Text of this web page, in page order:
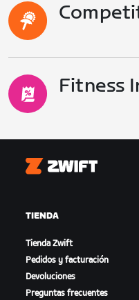
Fitness
Zwift
TIENDA
Tienda Zwift
Pedidos y facturación
Devoluciones
Preguntas frecuentes